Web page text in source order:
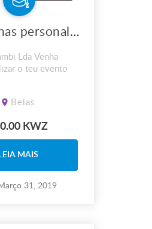
Plaquinhas personalizadas
Lda Venha
o teu evento
Belas
KWZ
LEIA MAIS
31, 2019